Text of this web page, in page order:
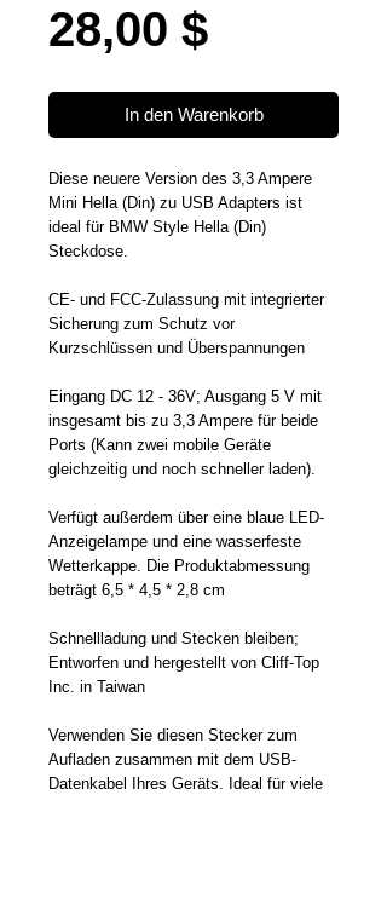
28,00 $Preis
In den Warenkorb
Diese neuere Version des 3,3 Ampere
Mini Hella (Din) zu USB Adapters ist
ideal für BMW Style Hella (Din)
Steckdose.
CE- und FCC-Zulassung mit integrierter
Sicherung zum Schutz vor
Kurzschlüssen und Überspannungen
Eingang DC 12 - 36V; Ausgang 5 V mit
insgesamt bis zu 3,3 Ampere für beide
Ports (Kann zwei mobile Geräte
gleichzeitig und noch schneller laden).
Verfügt außerdem über eine blaue LED-
Anzeigelampe und eine wasserfeste
Wetterkappe. Die Produktabmessung
beträgt 6,5 * 4,5 * 2,8 cm
Schnellladung und Stecken bleiben;
Entworfen und hergestellt von Cliff-Top
Inc. in Taiwan
Verwenden Sie diesen Stecker zum
Aufladen zusammen mit dem USB-
Datenkabel Ihres Geräts. Ideal für viele